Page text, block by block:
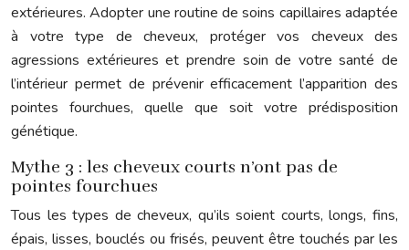
extérieures. Adopter une routine de soins capillaires adaptée
à votre type de cheveux, protéger vos cheveux des
agressions extérieures et prendre soin de votre santé de
l’intérieur permet de prévenir efficacement l’apparition des
pointes fourchues, quelle que soit votre prédisposition
génétique.
Mythe 3 : les cheveux courts n’ont pas de
pointes fourchues
Tous les types de cheveux, qu’ils soient courts, longs, fins,
épais, lisses, bouclés ou frisés, peuvent être touchés par les